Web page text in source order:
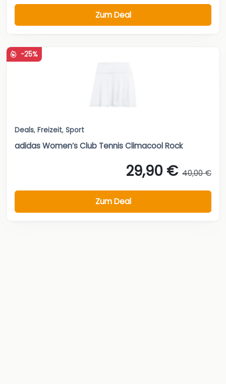
Zum Deal
-25%
Deals, Freizeit, Sport
adidas Women’s Club Tennis Climacool Rock
29,90 € 40,00 €
Zum Deal